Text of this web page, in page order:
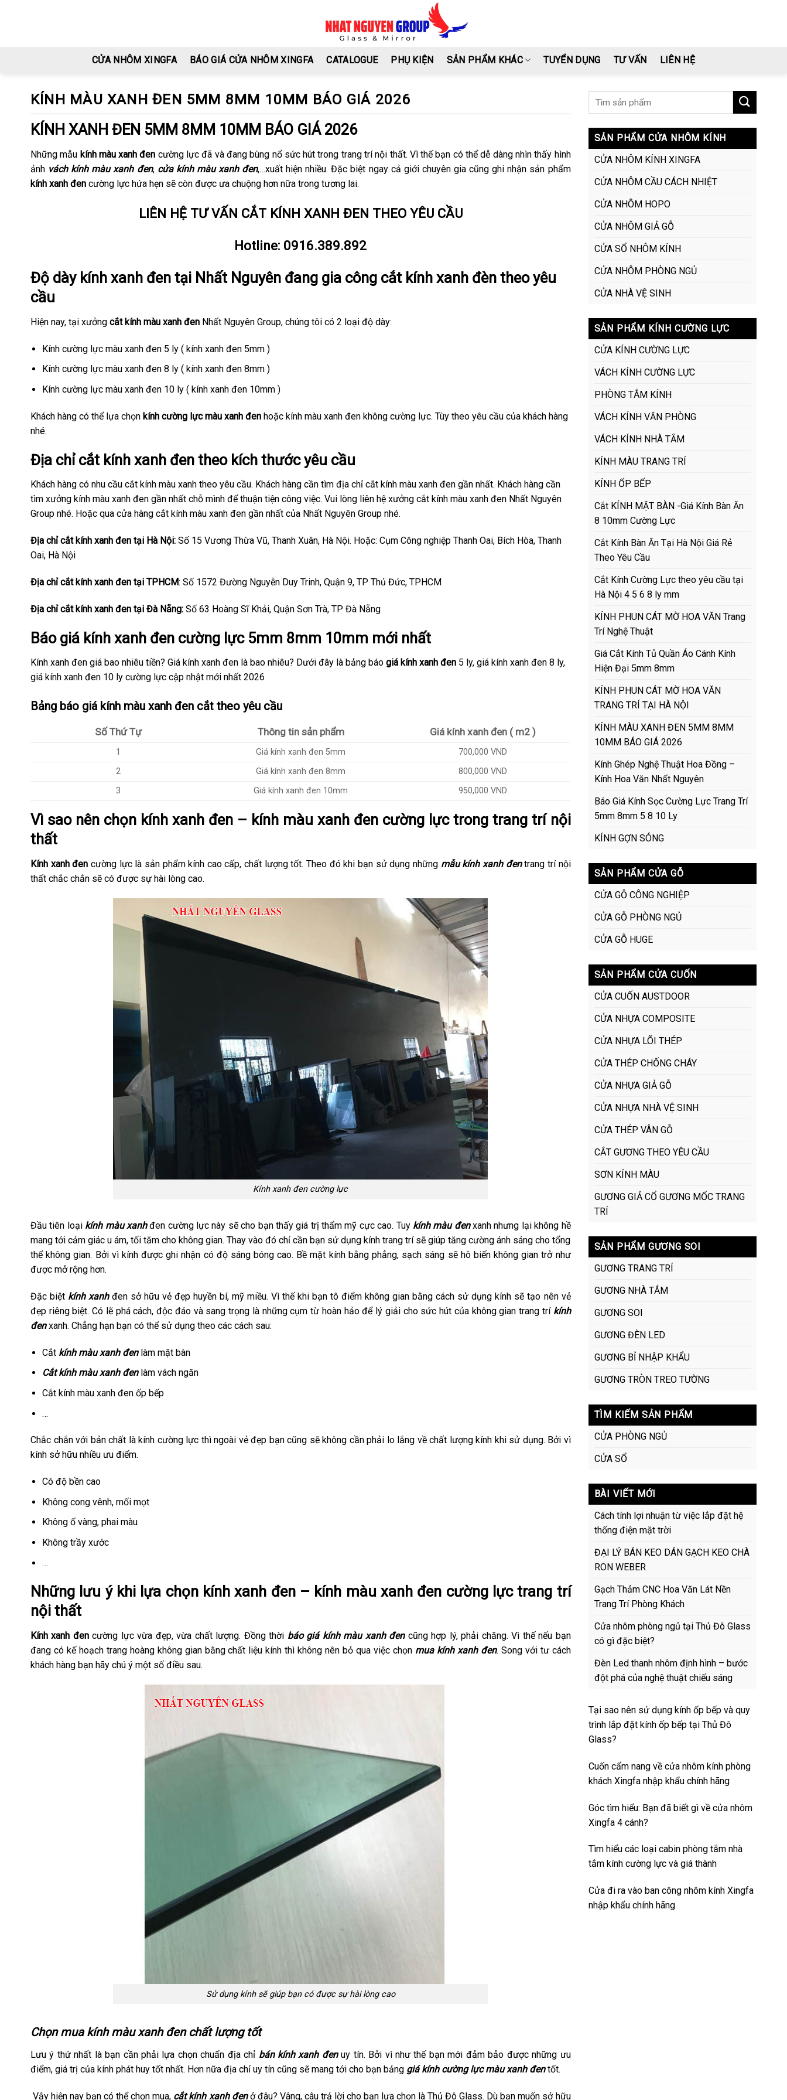
CỬA NHÔM XINGFA BÁO GIÁ CỬA NHÔM XINGFA CATALOGUE PHỤ KIỆN SẢN PHẨM KHÁC TUYỂN DỤNG TƯ VẤN LIÊN HỆ
KÍNH MÀU XANH ĐEN 5MM 8MM 10MM BÁO GIÁ 2026
KÍNH XANH ĐEN 5MM 8MM 10MM BÁO GIÁ 2026
Những mẫu kính màu xanh đen cường lực đã và đang bùng nổ sức hút trong trang trí nội thất. Vì thế bạn có thể dễ dàng nhìn thấy hình
ảnh vách kính màu xanh đen, cửa kính màu xanh đen,…xuất hiện nhiều. Đặc biệt ngay cả giới chuyên gia cũng ghi nhận sản phẩm
kính xanh đen cường lực hứa hẹn sẽ còn được ưa chuộng hơn nữa trong tương lai.
LIÊN HỆ TƯ VẤN CẮT KÍNH XANH ĐEN THEO YÊU CẦU
Hotline: 0916.389.892
Độ dày kính xanh đen tại Nhất Nguyên đang gia công cắt kính xanh đèn theo yêu
cầu
Hiện nay, tại xưởng cắt kính màu xanh đen Nhất Nguyên Group, chúng tôi có 2 loại độ dày:
Kính cường lực màu xanh đen 5 ly ( kính xanh đen 5mm )
Kính cường lực màu xanh đen 8 ly ( kính xanh đen 8mm )
Kính cường lực màu xanh đen 10 ly ( kính xanh đen 10mm )
Khách hàng có thể lựa chọn kính cường lực màu xanh đen hoặc kính màu xanh đen không cường lực. Tùy theo yêu cầu của khách hàng
nhé.
Địa chỉ cắt kính xanh đen theo kích thước yêu cầu
Khách hàng có nhu cầu cắt kính màu xanh theo yêu cầu. Khách hàng cần tìm địa chỉ cắt kính màu xanh đen gần nhất. Khách hàng cần
tìm xưởng kính màu xanh đen gần nhất chỗ mình để thuận tiện công việc. Vui lòng liên hệ xưởng cắt kính màu xanh đen Nhất Nguyên
Group nhé. Hoặc qua cửa hàng cắt kính màu xanh đen gần nhất của Nhất Nguyên Group nhé.
Địa chỉ cắt kính xanh đen tại Hà Nội: Số 15 Vương Thừa Vũ, Thanh Xuân, Hà Nội. Hoặc: Cụm Công nghiệp Thanh Oai, Bích Hòa, Thanh
Oai, Hà Nội
Địa chỉ cắt kính xanh đen tại TPHCM: Số 1572 Đường Nguyễn Duy Trinh, Quận 9, TP Thủ Đức, TPHCM
Địa chỉ cắt kính xanh đen tại Đà Nẵng: Số 63 Hoàng Sĩ Khải, Quận Sơn Trà, TP Đà Nẵng
Báo giá kính xanh đen cường lực 5mm 8mm 10mm mới nhất
Kính xanh đen giá bao nhiêu tiền? Giá kính xanh đen là bao nhiêu? Dưới đây là bảng báo giá kính xanh đen 5 ly, giá kính xanh đen 8 ly,
giá kính xanh đen 10 ly cường lực cập nhật mới nhất 2026
Bảng báo giá kính màu xanh đen cắt theo yêu cầu
Số Thứ Tự Thông tin sản phẩm Giá kính xanh đen ( m2 )
1 Giá kính xanh đen 5mm
700,000 VND
2
Giá kính xanh đen 8mm
800,000 VND
3
Giá kính xanh đen 10mm 950,000 VND
Vì sao nên chọn kính xanh đen – kính màu xanh đen cường lực trong trang trí nội
thất
Kính xanh đen cường lực là sản phẩm kính cao cấp, chất lượng tốt. Theo đó khi bạn sử dụng những mẫu kính xanh đentrang trí nội
thất chắc chắn sẽ có được sự hài lòng cao.
Kính xanh đen cường lực
Đầu tiên loại kính màu xanhđen cường lực này sẽ cho bạn thấy giá trị thẩm mỹ cực cao. Tuy kính màu đenxanh nhưng lại không hề
mang tới cảm giác u ám, tối tăm cho không gian. Thay vào đó chỉ cần bạn sử dụng kính trang trí sẽ giúp tăng cường ánh sáng cho tổng
thể không gian. Bởi vì kính được ghi nhận có độ sáng bóng cao. Bề mặt kính bằng phẳng, sạch sáng sẽ hô biến không gian trở như
được mở rộng hơn.
Đặc biệt kính xanhđen sở hữu vẻ đẹp huyền bí, mỹ miều. Vì thế khi bạn tô điểm không gian bằng cách sử dụng kính sẽ tạo nên vẻ
đẹp riêng biệt. Có lẽ phá cách, độc đáo và sang trọng là những cụm từ hoàn hảo để lý giải cho sức hút của không gian trang trí kính
đenxanh. Chẳng hạn bạn có thể sử dụng theo các cách sau:
Cắt kính màu xanh đenlàm mặt bàn
Cắt kính màu xanh đenlàm vách ngăn
Cắt kính màu xanh đen ốp bếp
…
Chắc chắn với bản chất là kính cường lực thì ngoài vẻ đẹp bạn cũng sẽ không cần phải lo lắng về chất lượng kính khi sử dụng. Bởi vì
kính sở hữu nhiều ưu điểm.
Có độ bền cao
Không cong vênh, mối mọt
Không ố vàng, phai màu
Không trầy xước
…
Những lưu ý khi lựa chọn kính xanh đen – kính màu xanh đen cường lực trang trí
nội thất
Kính xanh đencường lực vừa đẹp, vừa chất lượng. Đồng thời báo giá kính màu xanh đencũng hợp lý, phải chăng. Vì thế nếu bạn
đang có kế hoạch trang hoàng không gian bằng chất liệu kính thì không nên bỏ qua việc chọn mua kính xanh đen. Song với tư cách
khách hàng bạn hãy chú ý một số điều sau.
Sử dụng kính sẽ giúp bạn có được sự hài lòng cao
Chọn mua kính màu xanh đen chất lượng tốt
Lưu ý thứ nhất là bạn cần phải lựa chọn chuẩn địa chỉ bán kính xanh đenuy tín. Bởi vì như thế bạn mới đảm bảo được những ưu
điểm, giá trị của kính phát huy tốt nhất. Hơn nữa địa chỉ uy tín cũng sẽ mang tới cho bạn bảng giá kính cường lực màu xanh đentốt.
Vậy hiện nay bạn có thể chọn mua, cắt kính xanh đenở đâu? Vâng, câu trả lời cho bạn lựa chọn là Thủ Đô Glass. Dù bạn muốn sở hữu
SẢN PHẨM CỬA NHÔM KÍNH
CỬA NHÔM KÍNH XINGFA
CỬA NHÔM CẦU CÁCH NHIỆT
CỬA NHÔM HOPO
CỬA NHÔM GIẢ GỖ
CỬA SỔ NHÔM KÍNH
CỬA NHÔM PHÒNG NGỦ
CỬA NHÀ VỆ SINH
SẢN PHẨM KÍNH CƯỜNG LỰC
CỬA KÍNH CƯỜNG LỰC
VÁCH KÍNH CƯỜNG LỰC
PHÒNG TẮM KÍNH
VÁCH KÍNH VĂN PHÒNG
VÁCH KÍNH NHÀ TẮM
KÍNH MÀU TRANG TRÍ
KÍNH ỐP BẾP
Cắt KÍNH MẶT BÀN -Giá Kính Bàn Ăn
8 10mm Cường Lực
Cắt Kính Bàn Ăn Tại Hà Nội Giá Rẻ
Theo Yêu Cầu
Cắt Kính Cường Lực theo yêu cầu tại
Hà Nội 4 5 6 8 ly mm
KÍNH PHUN CÁT MỜ HOA VĂN Trang
Trí Nghệ Thuật
Giá Cắt Kính Tủ Quần Áo Cánh Kính
Hiện Đại 5mm 8mm
KÍNH PHUN CÁT MỜ HOA VĂN
TRANG TRÍ TẠI HÀ NỘI
KÍNH MÀU XANH ĐEN 5MM 8MM
10MM BÁO GIÁ 2026
Kính Ghép Nghệ Thuật Hoa Đồng –
Kính Hoa Văn Nhất Nguyên
Báo Giá Kính Sọc Cường Lực Trang Trí
5mm 8mm 5 8 10 Ly
KÍNH GỢN SÓNG
SẢN PHẨM CỬA GỖ
CỬA GỖ CÔNG NGHIỆP
CỬA GỖ PHÒNG NGỦ
CỬA GỖ HUGE
SẢN PHẨM CỬA CUỐN
CỬA CUỐN AUSTDOOR
CỬA NHỰA COMPOSITE
CỬA NHỰA LÕI THÉP
CỬA THÉP CHỐNG CHÁY
CỬA NHỰA GIẢ GỖ
CỬA NHỰA NHÀ VỆ SINH
CỬA THÉP VÂN GỖ
CẮT GƯƠNG THEO YÊU CẦU
SƠN KÍNH MÀU
GƯƠNG GIẢ CỔ GƯƠNG MỐC TRANG
TRÍ
SẢN PHẨM GƯƠNG SOI
GƯƠNG TRANG TRÍ
GƯƠNG NHÀ TẮM
GƯƠNG SOI
GƯƠNG ĐÈN LED
GƯƠNG BỈ NHẬP KHẨU
GƯƠNG TRÒN TREO TƯỜNG
TÌM KIẾM SẢN PHẨM
CỬA PHÒNG NGỦ
CỬA SỔ
BÀI VIẾT MỚI
Cách tính lợi nhuận từ việc lắp đặt hệ
thống điện mặt trời
ĐẠI LÝ BÁN KEO DÁN GẠCH KEO CHÀ
RON WEBER
Gạch Thảm CNC Hoa Văn Lát Nền
Trang Trí Phòng Khách
Cửa nhôm phòng ngủ tại Thủ Đô Glass
có gì đặc biệt?
Đèn Led thanh nhôm định hình – bước
đột phá của nghệ thuật chiếu sáng
Tại sao nên sử dụng kính ốp bếp và quy
trình lắp đặt kính ốp bếp tại Thủ Đô
Glass?
Cuốn cẩm nang về cửa nhôm kính phòng
khách Xingfa nhập khẩu chính hãng
Góc tìm hiểu: Bạn đã biết gì về cửa nhôm
Xingfa 4 cánh?
Tìm hiểu các loại cabin phòng tắm nhà
tắm kính cường lực và giá thành
Cửa đi ra vào ban công nhôm kính Xingfa
nhập khẩu chính hãng